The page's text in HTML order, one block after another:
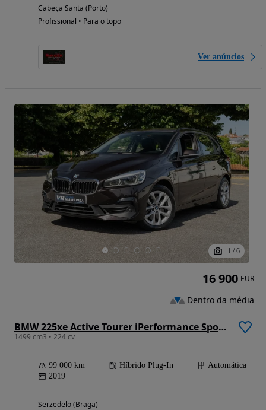
Cabeça Santa (Porto)
Profissional • Para o topo
Ver anúncios
1 / 6
BMW 225xe Active Tourer iPerformance Sport Line
1499 cm3 • 224 cv
99 000 km Híbrido Plug-In
Automática
2019
Serzedelo (Braga)
16 900 EUR
Dentro da média